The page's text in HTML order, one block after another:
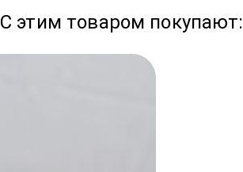
С этим товаром покупают: